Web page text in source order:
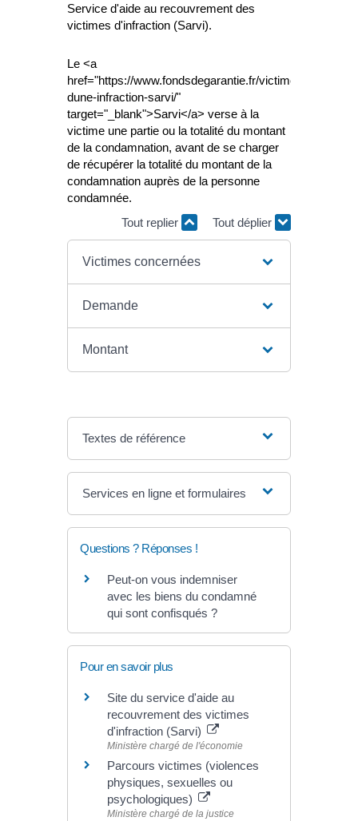
Service d'aide au recouvrement des
victimes d'infraction (Sarvi).
Le <a
href="https://www.fondsdegarantie.fr/victime-
dune-infraction-sarvi/"
target="_blank">Sarvi</a> verse à la
victime une partie ou la totalité du montant
de la condamnation, avant de se charger
de récupérer la totalité du montant de la
condamnation auprès de la personne
condamnée.
Tout replier
Tout déplier
Victimes concernées
Demande
Montant
Textes de référence
Services en ligne et formulaires
Questions ? Réponses !
Peut-on vous indemniser
avec les biens du condamné
qui sont confisqués ?
Pour en savoir plus
Site du service d'aide au
recouvrement des victimes
d'infraction (Sarvi)
Ministère chargé de l'économie
Parcours victimes (violences
physiques, sexuelles ou
psychologiques)
Ministère chargé de la justice